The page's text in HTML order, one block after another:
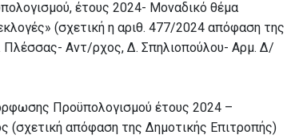
έτους 2024- Μοναδικό θέμα
(σχετική η αριθ. 477/2024 απόφαση της
Πλέσσας- Αντ/ρχος, Δ. Σπηλιοπούλου- Αρμ. Δ/
Προϋπολογισμού έτους 2024 –
(σχετική απόφαση της Δημοτικής Επιτροπής)